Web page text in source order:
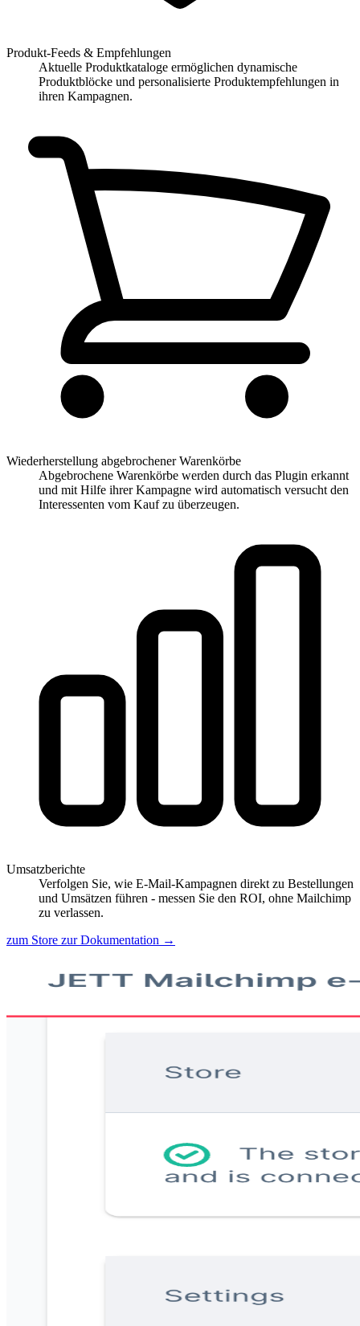
Produkt-Feeds & Empfehlungen
Aktuelle Produktkataloge ermöglichen dynamische
Produktblöcke und personalisierte Produktempfehlungen in
ihren Kampagnen.
Wiederherstellung abgebrochener Warenkörbe
Abgebrochene Warenkörbe werden durch das Plugin erkannt
und mit Hilfe ihrer Kampagne wird automatisch versucht den
Interessenten vom Kauf zu überzeugen.
Umsatzberichte
Verfolgen Sie, wie E-Mail-Kampagnen direkt zu Bestellungen
und Umsätzen führen - messen Sie den ROI, ohne Mailchimp
zu verlassen.
zum Store zur Dokumentation →